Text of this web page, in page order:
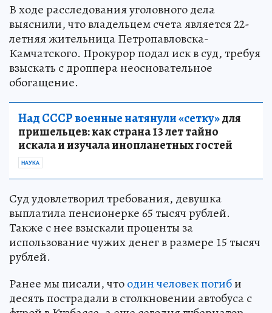
В ходе расследования уголовного дела
выяснили, что владельцем счета является 22-
летняя жительница Петропавловска-
Камчатского. Прокурор подал иск в суд, требуя
взыскать с дроппера неосновательное
обогащение.
Над СССР военные натянули «сетку»для
пришельцев: как страна 13 лет тайно
искала и изучала инопланетных гостей
НАУКА
Суд удовлетворил требования, девушка
выплатила пенсионерке 65 тысяч рублей.
Также с нее взыскали проценты за
использование чужих денег в размере 15 тысяч
рублей.
Ранее мы писали, чтоодин человек погиби
десять пострадали в столкновении автобуса с